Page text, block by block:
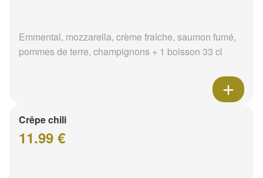
Emmental, mozzarella, crème fraîche, saumon fumé,
pommes de terre, champignons + 1 boisson 33 cl
Crêpe chili
11.99 €